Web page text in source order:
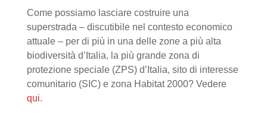
Come possiamo lasciare costruire una
superstrada – discutibile nel contesto economico
attuale – per di più in una delle zone a più alta
biodiversità d’Italia, la più grande zona di
protezione speciale (ZPS) d’Italia, sito di interesse
comunitario (SIC) e zona Habitat 2000? Vedere
qui.